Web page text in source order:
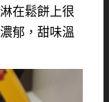
在鬆餅上很
郁，甜味溫